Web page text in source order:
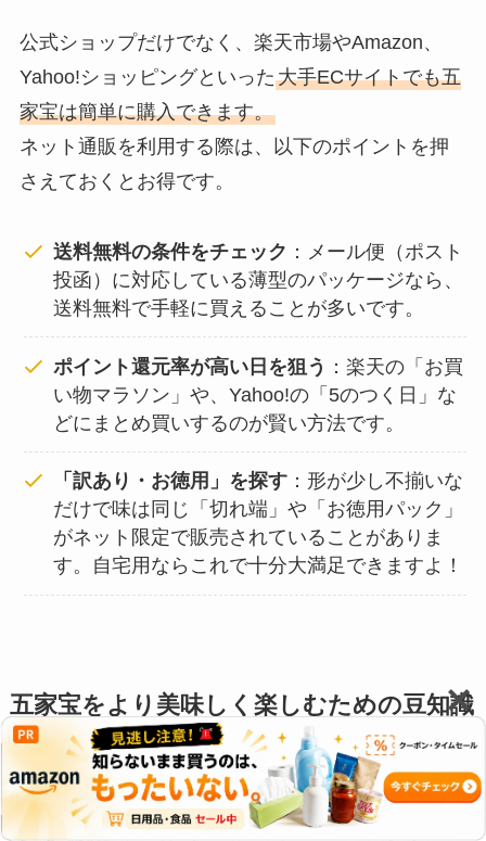
公式ショップだけでなく、楽天市場やAmazon、
Yahoo!ショッピングといった大手ECサイトでも五
家宝は簡単に購入できます。
ネット通販を利用する際は、以下のポイントを押
さえておくとお得です。
送料無料の条件をチェック ：メール便（ポスト
投函）に対応している薄型のパッケージなら、
送料無料で手軽に買えることが多いです。
ポイント還元率が高い日を狙う ：楽天の「お買
い物マラソン」や、Yahoo!の「5のつく日」な
どにまとめ買いするのが賢い方法です。
「訳あり・お徳用」を探す ：形が少し不揃いな
だけで味は同じ「切れ端」や「お徳用パック」
がネット限定で販売されていることがありま
す。自宅用ならこれで十分大満足できますよ！
五家宝をより美味しく楽しむための豆知識
と賢い探し方
五家宝をやっと手に入れたら、最後まで美味しく